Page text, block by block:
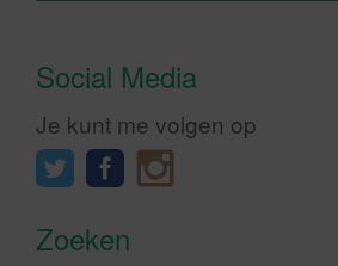
Social Media
Je kunt me volgen op
Zoeken